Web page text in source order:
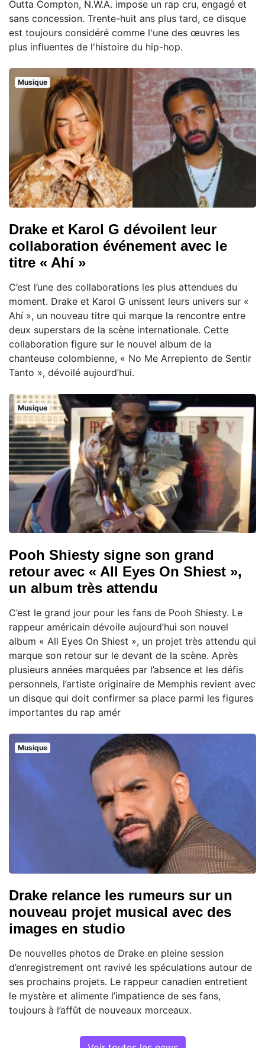
Outta Compton, N.W.A. impose un rap cru, engagé et
sans concession. Trente-huit ans plus tard, ce disque
est toujours considéré comme l'une des œuvres les
plus influentes de l'histoire du hip-hop.
Musique
Drake et Karol G dévoilent leur
collaboration événement avec le
titre « Ahí »
C’est l’une des collaborations les plus attendues du
moment. Drake et Karol G unissent leurs univers sur «
Ahí », un nouveau titre qui marque la rencontre entre
deux superstars de la scène internationale. Cette
collaboration figure sur le nouvel album de la
chanteuse colombienne, « No Me Arrepiento de Sentir
Tanto », dévoilé aujourd’hui.
Musique
Pooh Shiesty signe son grand
retour avec « All Eyes On Shiest »,
un album très attendu
C’est le grand jour pour les fans de Pooh Shiesty. Le
rappeur américain dévoile aujourd’hui son nouvel
album « All Eyes On Shiest », un projet très attendu qui
marque son retour sur le devant de la scène. Après
plusieurs années marquées par l’absence et les défis
personnels, l’artiste originaire de Memphis revient avec
un disque qui doit confirmer sa place parmi les figures
importantes du rap amér
Musique
Drake relance les rumeurs sur un
nouveau projet musical avec des
images en studio
De nouvelles photos de Drake en pleine session
d’enregistrement ont ravivé les spéculations autour de
ses prochains projets. Le rappeur canadien entretient
le mystère et alimente l’impatience de ses fans,
toujours à l’affût de nouveaux morceaux.